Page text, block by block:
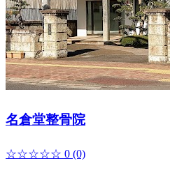
名倉堂整骨院
☆☆☆☆☆ 0 (0)